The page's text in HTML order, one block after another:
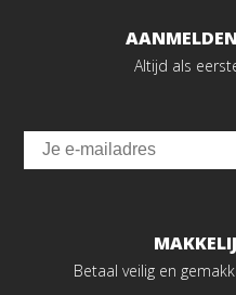
Altijd als
Email
Betaal veilig en